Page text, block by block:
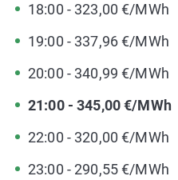
18:00 - 323,00 €/MWh
19:00 - 337,96 €/MWh
20:00 - 340,99 €/MWh
21:00 - 345,00 €/MWh
22:00 - 320,00 €/MWh
23:00 - 290,55 €/MWh